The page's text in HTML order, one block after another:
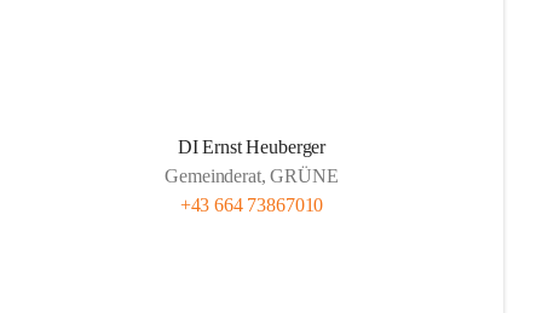
DI Ernst Heuberger
Gemeinderat, GRÜNE
+43 664 73867010